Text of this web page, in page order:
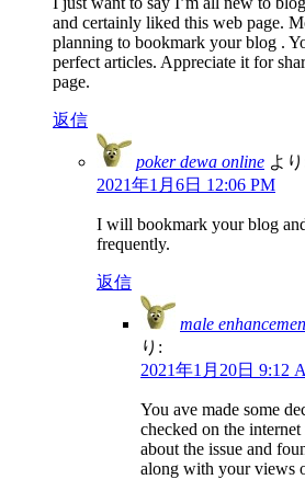
and certainly liked this web page.
planning to bookmark your blog .
perfect articles. Appreciate it for
page.
返信
poker dewa online よ
2021年1月6日 12:06 PM
I will bookmark your blog
frequently.
返信
male
り:
2021年1月20日 9:12
You ave made some
checked on the
about the issue and
along with your views